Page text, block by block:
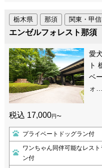
那須 関東・甲信
栃木県
エンゼルフォレスト那須
愛
ト
ベ
ォ…
税込 17,000円〜
プライベートドッグラン付
ワンちゃん同伴可能なレスト
ン付